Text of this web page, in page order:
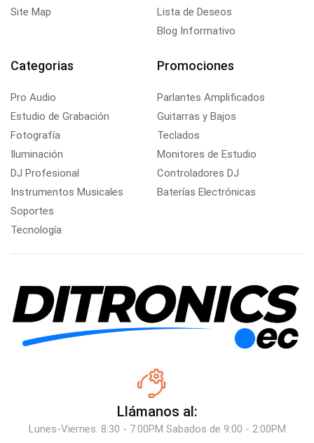
Site Map
Lista de Deseos
Blog Informativo
Categorias
Pro Audio
Estudio de Grabación
Fotografía
Iluminación
DJ Profesional
Instrumentos Musicales
Soportes
Tecnología
Promociones
Parlantes Amplificados
Guitarras y Bajos
Teclados
Monitores de Estudio
Controladores DJ
Baterías Electrónicas
Llámanos al:
Lunes-Viernes: 8:30 - 7:00PM Sabados de 9:00 - 2:00PM